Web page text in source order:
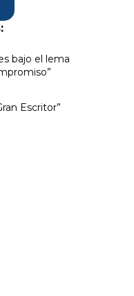
bajo el lema
Escritor”